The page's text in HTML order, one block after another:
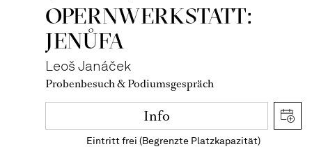
OPERNWERKSTATT:
JENŮFA
Leoš Janáček
Probenbesuch & Podiumsgespräch
Info
Eintritt frei (Begrenzte Platzkapazität)